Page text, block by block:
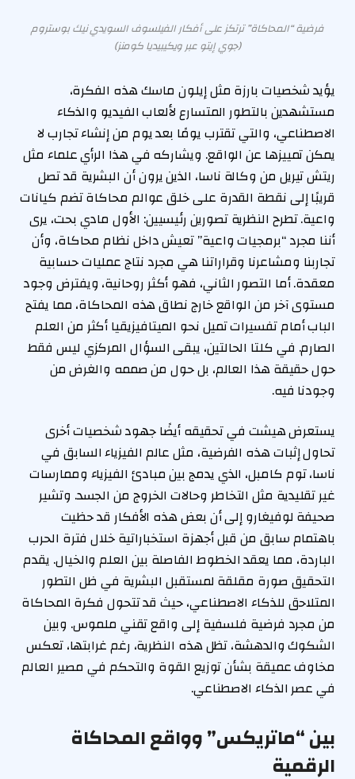
فرضية “المحاكاة” ترتكز على أفكار الفيلسوف السويدي نيك بوستروم
(جوي إيتو عبر ويكيبيديا كومنز)
يؤيد شخصيات بارزة مثل إيلون ماسك هذه الفكرة،
مستشهدين بالتطور المتسارع لألعاب الفيديو والذكاء
الاصطناعي، والتي تقترب يومًا بعد يوم من إنشاء تجارب لا
يمكن تمييزها عن الواقع. ويشاركه في هذا الرأي علماء مثل
ريتش تيريل من وكالة ناسا، الذين يرون أن البشرية قد تصل
قريبًا إلى نقطة القدرة على خلق عوالم محاكاة تضم كيانات
واعية. تطرح النظرية تصورين رئيسيين: الأول مادي بحت، يرى
أننا مجرد “برمجيات واعية” تعيش داخل نظام محاكاة، وأن
تجاربنا ومشاعرنا وقراراتنا هي مجرد نتاج عمليات حسابية
معقدة. أما التصور الثاني، فهو أكثر روحانية، ويفترض وجود
مستوى آخر من الواقع خارج نطاق هذه المحاكاة، مما يفتح
الباب أمام تفسيرات تميل نحو الميتافيزيقيا أكثر من العلم
الصارم. في كلتا الحالتين، يبقى السؤال المركزي ليس فقط
حول حقيقة هذا العالم، بل حول من صممه والغرض من
وجودنا فيه.
يستعرض هيشت في تحقيقه أيضًا جهود شخصيات أخرى
تحاول إثبات هذه الفرضية، مثل عالم الفيزياء السابق في
ناسا، توم كامبل، الذي يدمج بين مبادئ الفيزياء وممارسات
غير تقليدية مثل التخاطر وحالات الخروج من الجسد. وتشير
صحيفة لوفيغارو إلى أن بعض هذه الأفكار قد حظيت
باهتمام سابق من قبل أجهزة استخباراتية خلال فترة الحرب
الباردة، مما يعقد الخطوط الفاصلة بين العلم والخيال. يقدم
التحقيق صورة مقلقة لمستقبل البشرية في ظل التطور
المتلاحق للذكاء الاصطناعي، حيث قد تتحول فكرة المحاكاة
من مجرد فرضية فلسفية إلى واقع تقني ملموس. وبين
الشكوك والدهشة، تظل هذه النظرية، رغم غرابتها، تعكس
مخاوف عميقة بشأن توزيع القوة والتحكم في مصير العالم
في عصر الذكاء الاصطناعي.
بين “ماتريكس” وواقع المحاكاة
الرقمية